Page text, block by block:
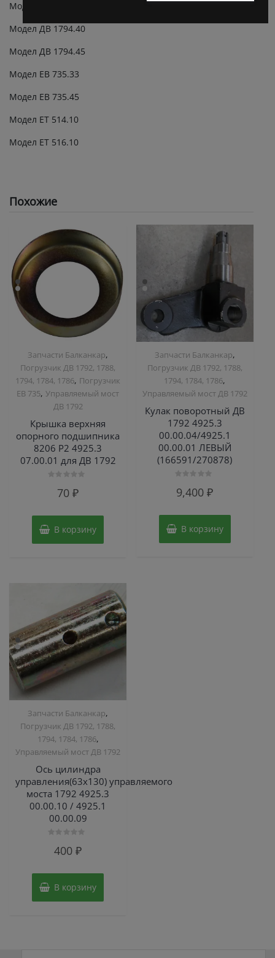
Модел ДВ 1794.33
Модел ДВ 1794.40
Модел ДВ 1794.45
Модел ЕВ 735.33
Модел ЕВ 735.45
Модел ЕТ 514.10
Модел ЕТ 516.10
Похожие
Запчасти Балканкар,
Погрузчик ДВ 1792, 1788,
1794, 1784, 1786, Погрузчик
ЕВ 735,Управляемый мост
ДВ 1792
Крышка верхняя
опорного подшипника
8206 Р2 4925.3
07.00.01 для ДВ 1792
70₽
В корзину
Запчасти Балканкар,
Погрузчик ДВ 1792, 1788,
1794, 1784, 1786,
Управляемый мост ДВ 1792
Кулак поворотный ДВ
1792 4925.3
00.00.04/4925.1
00.00.01 ЛЕВЫЙ
(166591/270878)
0
из
9,400₽
В корзину
Запчасти Балканкар,
Погрузчик ДВ 1792, 1788,
1794, 1784, 1786,
Управляемый мост ДВ 1792
Ось цилиндра
управления(63х130) управляемого
моста 1792 4925.3
00.00.10 / 4925.1
00.00.09
400₽
В корзину